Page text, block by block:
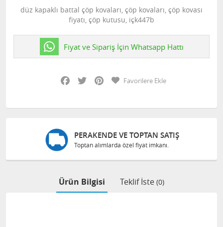
düz kapaklı battal çöp kovaları, çöp kovaları, çöp kovası
fiyatı, çöp kutusu, içk447b
Fiyat ve Sipariş İçin Whatsapp Hattı
Facebook
Twitter PinterestFavorilere Ekle
PERAKENDE VE TOPTAN SATIŞ
Toptan alımlarda özel fiyat imkanı.
Ürün Bilgisi Teklif İste (0)